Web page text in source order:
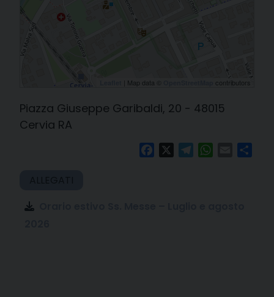
| Map data © contributors
Piazza Giuseppe Garibaldi, 20 - 48015
Cervia RA
FacebookTelegram
WhatsApp
Email